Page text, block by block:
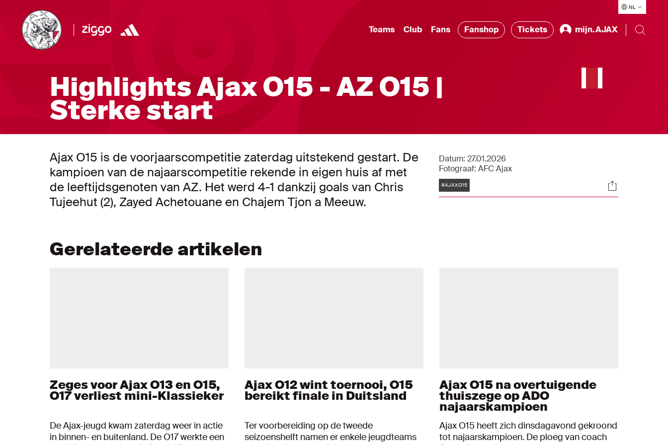
NL
Teams Club Fans Fanshop Tickets mijn.AJAX
Highlights Ajax O15 - AZ O15 |
Sterke start
Ajax O15 is de voorjaarscompetitie zaterdag uitstekend gestart. De
kampioen van de najaarscompetitie rekende in eigen huis af met
de leeftijdsgenoten van AZ. Het werd 4-1 dankzij goals van Chris
Tujeehut (2), Zayed Achetouane en Chajem Tjon a Meeuw.
Datum: 27.01.2026
Fotograaf: AFC Ajax
Tags
#AJAXO15 Socials
Gerelateerde artikelen
Zeges voor Ajax O13 en O15,
O17 verliest mini-Klassieker
De Ajax-jeugd kwam zaterdag weer in actie
in binnen- en buitenland. De O17 werkte een
Ajax O12 wint toernooi, O15
bereikt finale in Duitsland
Ter voorbereiding op de tweede
seizoenshelft namen er enkele jeugdteams
Ajax O15 na overtuigende
thuiszege op ADO
najaarskampioen
Ajax O15 heeft zich dinsdagavond gekroond
tot najaarskampioen. De ploeg van coach